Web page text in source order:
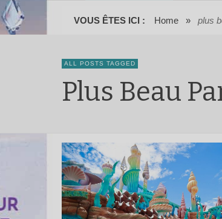
VOUS ÊTES ICI : Home » plus
ALL POSTS TAGGED
Plus Beau